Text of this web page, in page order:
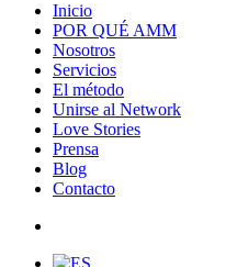
Inicio
POR QUÉ AMM
Nosotros
Servicios
El método
Unirse al Network
Love Stories
Prensa
Blog
Contacto